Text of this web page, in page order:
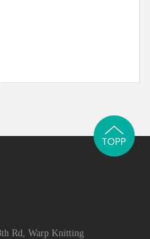
Rd, Warp Knitting
TOPP